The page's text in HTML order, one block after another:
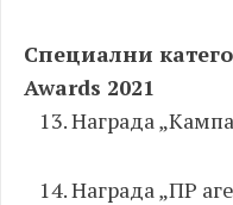
Специални
Awards 2021
Награда
Награда „ПР